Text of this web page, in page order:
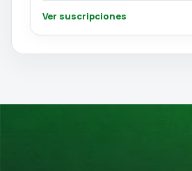
Ver suscripciones